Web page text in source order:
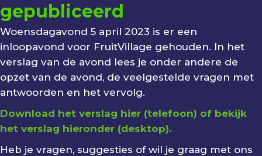
gepubliceerd
Woensdagavond 5 april 2023 is er een
inloopavond voor FruitVillage gehouden. In het
verslag van de avond lees je onder andere de
opzet van de avond, de veelgestelde vragen met
antwoorden en het vervolg.
Download het verslag hier (telefoon) of bekijk
het verslag hieronder (desktop).
Heb je vragen, suggesties of wil je graag met ons